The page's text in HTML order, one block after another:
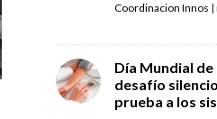
Coordinacion Innos |
Día Mundial
desafío
prueba a los